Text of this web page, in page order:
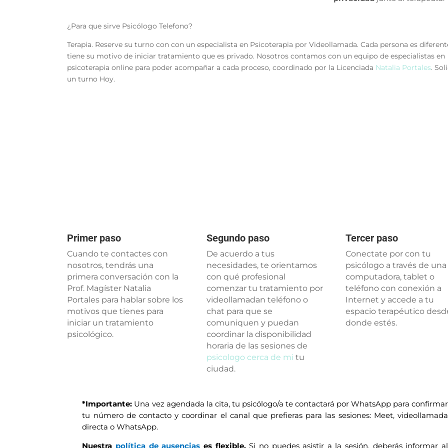
¿Para que sirve Psicólogo Telefono?
Terapia. Reserve su turno con con un especialista en Psicoterapia por Videollamada. Cada persona es
tiene su motivo de iniciar tratamiento que es privado. Nosotros contamos con un equipo de especialistas en
psicoterapia online para poder acompañar a cada proceso, coordinado por la Licenciada Natalia Portales.
un turno Hoy.
Primer paso
Cuando te contactes con
nosotros, tendrás una
primera conversación con la
Prof. Magíster Natalia
Portales para hablar sobre los
motivos que tienes para
iniciar un tratamiento
psicológico.
Segundo paso
De acuerdo a tus
necesidades, te orientamos
con qué profesional
comenzar tu tratamiento por
videollamadan teléfono o
chat para que se
comuniquen y puedan
coordinar la disponibilidad
horaria de las sesiones de
psicologo cerca de mi tu
ciudad.
Tercer paso
Conectate por con tu
psicólogo a través de una
computadora, tablet o
teléfono con conexión a
Internet y accede a tu
espacio terapéutico
donde estés.
*Importante: Una vez agendada la cita, tu psicólogo/a te contactará por WhatsApp para confirmar
tu número de contacto y coordinar el canal que prefieras para las sesiones: Meet, videollamada
directa o WhatsApp.
Nuestra política de ausencias es flexible.Si no puedes asistir a la sesión, deberás informar al